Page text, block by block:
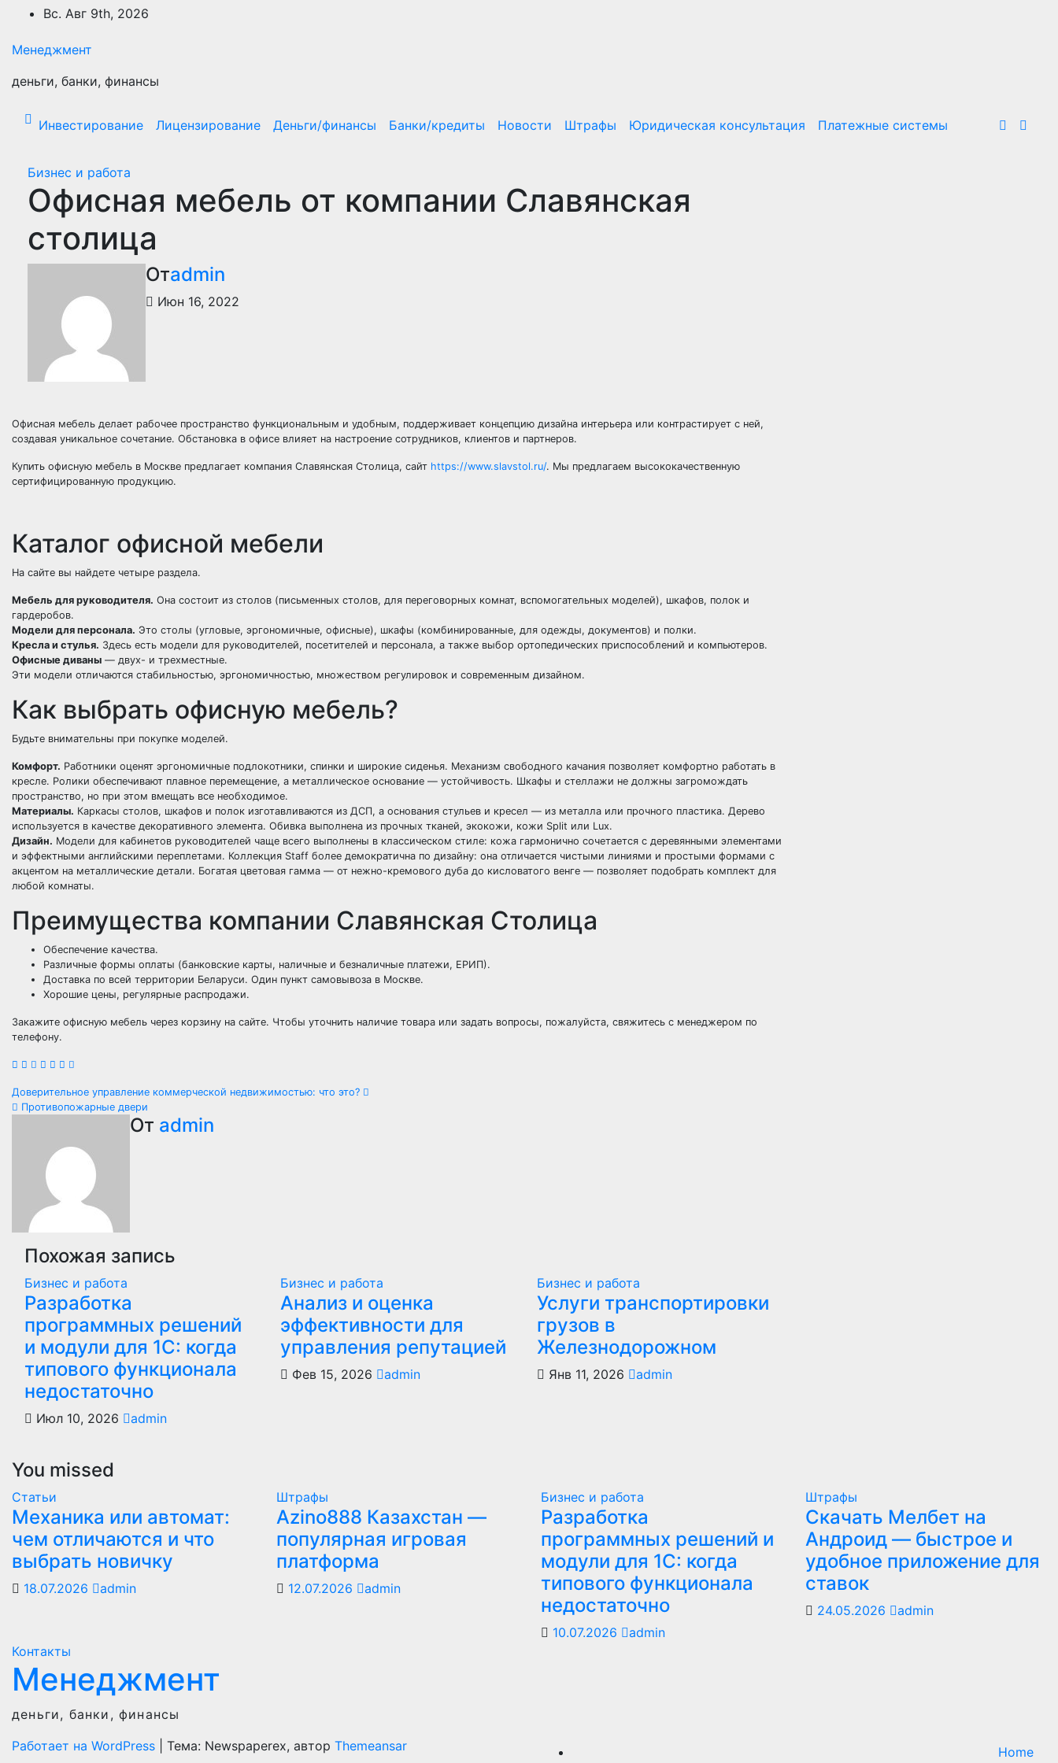
Перейти
содержимому
Вс. Авг 9th, 2026
Менеджмент
деньги, банки, финансы
Инвестирование Лицензирование Деньги/финансы Банки/кредиты Новости Штрафы Юридическая консультация Платежные системы
Бизнес и работа
Офисная мебель от компании Славянская
столица
Отadmin
Июн 16, 2022
Офисная мебель делает рабочее пространство функциональным и удобным, поддерживает концепцию дизайна интерьера или контрастирует с ней,
создавая уникальное сочетание. Обстановка в офисе влияет на настроение сотрудников, клиентов и партнеров.
Купить офисную мебель в Москве предлагает компания Славянская Столица, сайт https://www.slavstol.ru/. Мы предлагаем высококачественную
сертифицированную продукцию.
Каталог офисной мебели
На сайте вы найдете четыре раздела.
Мебель для руководителя. Она состоит из столов (письменных столов, для переговорных комнат, вспомогательных моделей), шкафов, полок и
гардеробов.
Модели для персонала. Это столы (угловые, эргономичные, офисные), шкафы (комбинированные, для одежды, документов) и полки.
Кресла и стулья. Здесь есть модели для руководителей, посетителей и персонала, а также выбор ортопедических приспособлений и компьютеров.
Офисные диваны — двух- и трехместные.
Эти модели отличаются стабильностью, эргономичностью, множеством регулировок и современным дизайном.
Как выбрать офисную мебель?
Будьте внимательны при покупке моделей.
Комфорт. Работники оценят эргономичные подлокотники, спинки и широкие сиденья. Механизм свободного качания позволяет комфортно работать в
кресле. Ролики обеспечивают плавное перемещение, а металлическое основание — устойчивость. Шкафы и стеллажи не должны загромождать
пространство, но при этом вмещать все необходимое.
Материалы. Каркасы столов, шкафов и полок изготавливаются из ДСП, а основания стульев и кресел — из металла или прочного пластика. Дерево
используется в качестве декоративного элемента. Обивка выполнена из прочных тканей, экокожи, кожи Split или Lux.
Дизайн. Модели для кабинетов руководителей чаще всего выполнены в классическом стиле: кожа гармонично сочетается с деревянными элементами
и эффектными английскими переплетами. Коллекция Staff более демократична по дизайну: она отличается чистыми линиями и простыми формами с
акцентом на металлические детали. Богатая цветовая гамма — от нежно-кремового дуба до кисловатого венге — позволяет подобрать комплект для
любой комнаты.
Преимущества компании Славянская Столица
Обеспечение качества.
Различные формы оплаты (банковские карты, наличные и безналичные платежи, ЕРИП).
Доставка по всей территории Беларуси. Один пункт самовывоза в Москве.
Хорошие цены, регулярные распродажи.
Закажите офисную мебель через корзину на сайте. Чтобы уточнить наличие товара или задать вопросы, пожалуйста, свяжитесь с менеджером по
телефону.
Навигация
записям
Доверительное управление коммерческой недвижимостью: что это?
Противопожарные двери
От admin
Похожая запись
Бизнес и работа
Разработка
программных решений
и модули для 1С: когда
типового функционала
недостаточно
Июл 10, 2026 admin
Бизнес и работа
Анализ и оценка
эффективности для
управления репутацией
Фев 15, 2026 admin
Бизнес и работа
Услуги транспортировки
грузов в
Железнодорожном
Янв 11, 2026 admin
You missed
Статьи
Механика или автомат:
чем отличаются и что
выбрать новичку
18.07.2026 admin
Штрафы
Azino888 Казахстан —
популярная игровая
платформа
12.07.2026 admin
Бизнес и работа
Разработка
программных решений и
модули для 1С: когда
типового функционала
недостаточно
10.07.2026 admin
Штрафы
Скачать Мелбет на
Андроид — быстрое и
удобное приложение для
ставок
24.05.2026 admin
Контакты
Менеджмент
деньги, банки, финансы
Работает на WordPress
Тема: Newspaperex, автор Themeansar Home